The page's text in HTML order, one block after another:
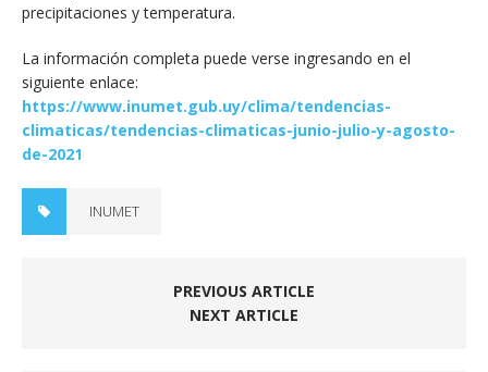
precipitaciones y temperatura.
La información completa puede verse ingresando en el
siguiente enlace:
https://www.inumet.gub.uy/clima/tendencias-
climaticas/tendencias-climaticas-junio-julio-y-agosto-
de-2021
INUMET
PREVIOUS ARTICLE
NEXT ARTICLE